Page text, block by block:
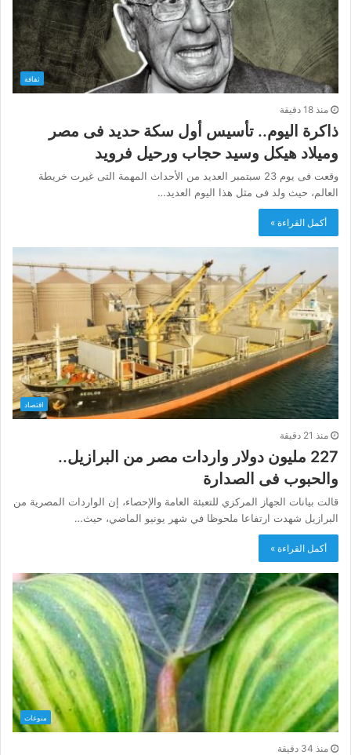
ثقافة
منذ 18 دقيقة
ذاكرة اليوم.. تأسيس أول سكة حديد فى مصر
وميلاد هيكل وسيد حجاب ورحيل فرويد
وقعت فى يوم 23 سبتمبر العديد من الأحداث المهمة التى غيرت خريطة
العالم، حيث ولد فى مثل هذا اليوم العديد…
أكمل القراءة »
اقتصاد
منذ 21 دقيقة
227 مليون دولار واردات مصر من البرازيل..
والحبوب فى الصدارة
قالت بيانات الجهاز المركزي للتعبئة العامة والإحصاء، إن الواردات المصرية من
البرازيل شهدت ارتفاعا ملحوظا في شهر يونيو الماضي، حيث…
أكمل القراءة »
منوعات
منذ 34 دقيقة